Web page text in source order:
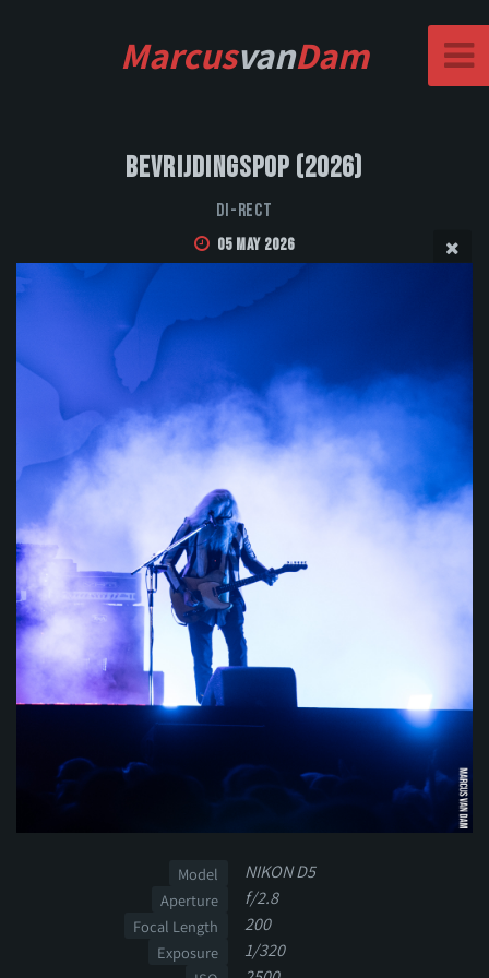
MarcusvanDam
Bevrijdingspop (2026)
DI-RECT
05 May 2026
Model NIKON D5
Aperture f/2.8
Focal Length 200
Exposure 1/320